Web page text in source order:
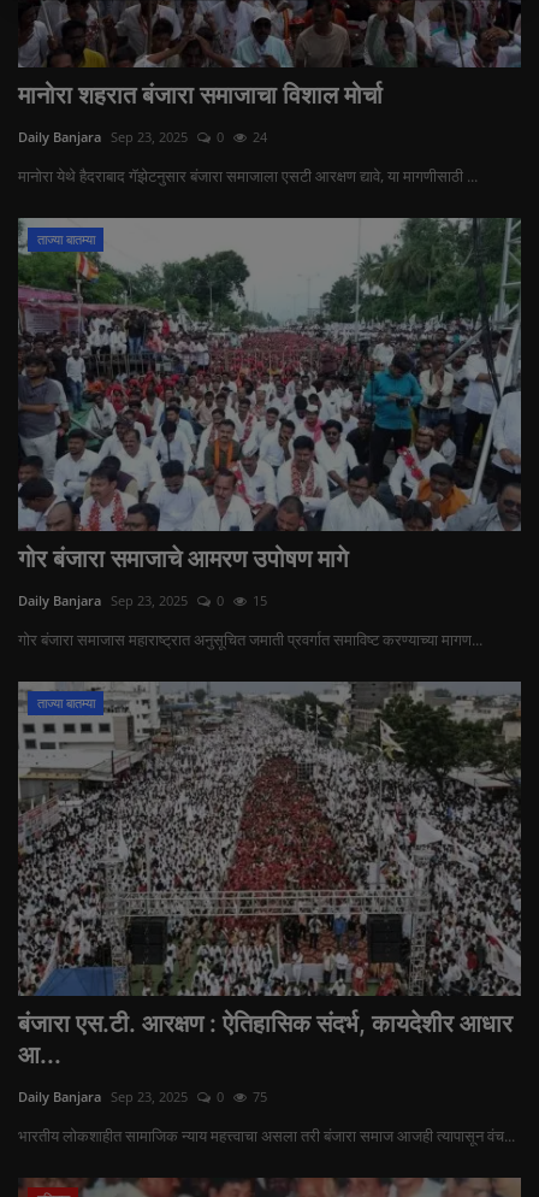
मानोरा शहरात बंजारा समाजाचा विशाल मोर्चा
Daily Banjara Sep 23, 2025 0 24
मानोरा येथे हैदराबाद गॅझेटनुसार बंजारा समाजाला एसटी आरक्षण द्यावे, या मागणीसाठी ...
ताज्या बातम्या
गोर बंजारा समाजाचे आमरण उपोषण मागे
Daily Banjara Sep 23, 2025 0 15
गोर बंजारा समाजास महाराष्ट्रात अनुसूचित जमाती प्रवर्गात समाविष्ट करण्याच्या मागण...
ताज्या बातम्या
बंजारा एस.टी. आरक्षण : ऐतिहासिक संदर्भ, कायदेशीर आधार
आ...
Daily Banjara Sep 23, 2025 0 75
भारतीय लोकशाहीत सामाजिक न्याय महत्त्वाचा असला तरी बंजारा समाज आजही त्यापासून वंच...